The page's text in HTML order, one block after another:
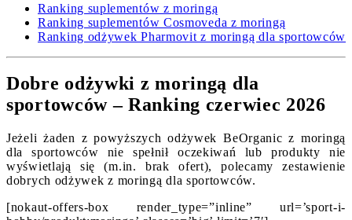
Ranking suplementów z moringą
Ranking suplementów Cosmoveda z moringą
Ranking odżywek Pharmovit z moringą dla sportowców
Dobre odżywki z moringą dla
sportowców – Ranking czerwiec 2026
Jeżeli żaden z powyższych odżywek BeOrganic z moringą
dla sportowców nie spełnił oczekiwań lub produkty nie
wyświetlają się (m.in. brak ofert), polecamy zestawienie
dobrych odżywek z moringą dla sportowców.
[nokaut-offers-box render_type=”inline” url=’sport-i-